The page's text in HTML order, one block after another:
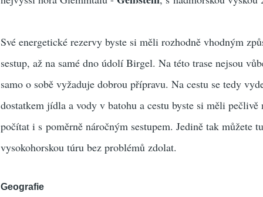
Své energetické rezervy byste si měli rozhodně vhodným
sestup, až na samé dno údolí Birgel. Na této trase nejsou
samo o sobě vyžaduje dobrou přípravu. Na cestu se tedy
dostatkem jídla a vody v batohu a cestu byste si měli pečlivě
počítat i s poměrně náročným sestupem. Jedině tak můžete
vysokohorskou túru bez problémů zdolat.
Geografie